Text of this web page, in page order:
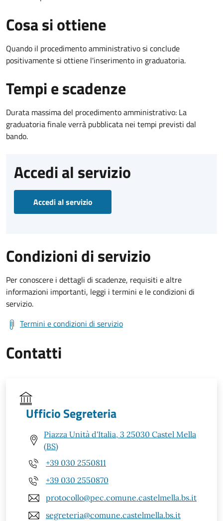
Cosa si ottiene
Quando il procedimento amministrativo si conclude
positivamente si ottiene l'inserimento in graduatoria.
Tempi e scadenze
Durata massima del procedimento amministrativo: La
graduatoria finale verrà pubblicata nei tempi previsti dal
bando.
Accedi al servizio
Accedi al servizio
Condizioni di servizio
Per conoscere i dettagli di scadenze, requisiti e altre
informazioni importanti, leggi i termini e le condizioni di
servizio.
Termini e condizioni di servizio
Contatti
Ufficio Segreteria
Piazza Unità d'Italia, 3 25030 Castel Mella
(BS)
+39 030 2550811
+39 030 2550870
protocollo@pec.comune.castelmella.bs.it
segreteria@comune.castelmella.bs.it